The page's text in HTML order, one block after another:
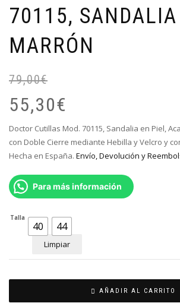
70115, SANDALIA
MARRÓN
79,00€
55,30€
Doctor Cutillas Mod. 70115, Sandalia en Piel,
con Doble Cierre mediante Hebilla y Velcro y
Hecha en España. Envío, Devolución y
Para más información
Talla
40 44
Limpiar
AÑADIR AL CARRITO